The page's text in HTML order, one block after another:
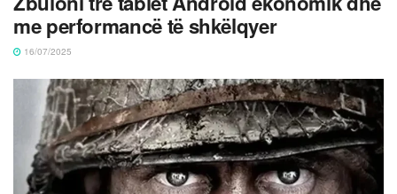
me performancë të shkëlqyer
16/07/2025